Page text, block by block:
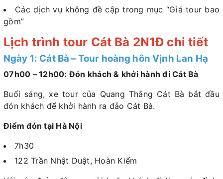
Các dịch vụ không đề cập trong mục “Giá tour bao
gồm”
Lịch trình tour Cát Bà 2N1Đ chi tiết
Ngày 1: Cát Bà – Tour hoàng hôn Vịnh Lan Hạ
07h00 – 12h00: Đón khách & khởi hành đi Cát Bà
Buổi sáng, xe tour của Quang Thắng Cát Bà bắt đầu
đón khách để khởi hành ra đảo Cát Bà.
Điểm đón tại Hà Nội
7h30
122 Trần Nhật Duật, Hoàn Kiếm